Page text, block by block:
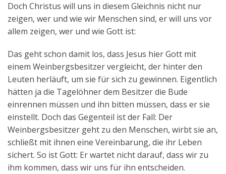
Doch Christus will uns in diesem Gleichnis nicht nur
zeigen, wer und wie wir Menschen sind, er will uns vor
allem zeigen, wer und wie Gott ist:
Das geht schon damit los, dass Jesus hier Gott mit
einem Weinbergsbesitzer vergleicht, der hinter den
Leuten herläuft, um sie für sich zu gewinnen. Eigentlich
hätten ja die Tagelöhner dem Besitzer die Bude
einrennen müssen und ihn bitten müssen, dass er sie
einstellt. Doch das Gegenteil ist der Fall: Der
Weinbergsbesitzer geht zu den Menschen, wirbt sie an,
schließt mit ihnen eine Vereinbarung, die ihr Leben
sichert. So ist Gott: Er wartet nicht darauf, dass wir zu
ihm kommen, dass wir uns für ihn entscheiden.